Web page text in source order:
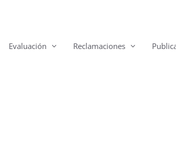
Evaluación Reclamaciones